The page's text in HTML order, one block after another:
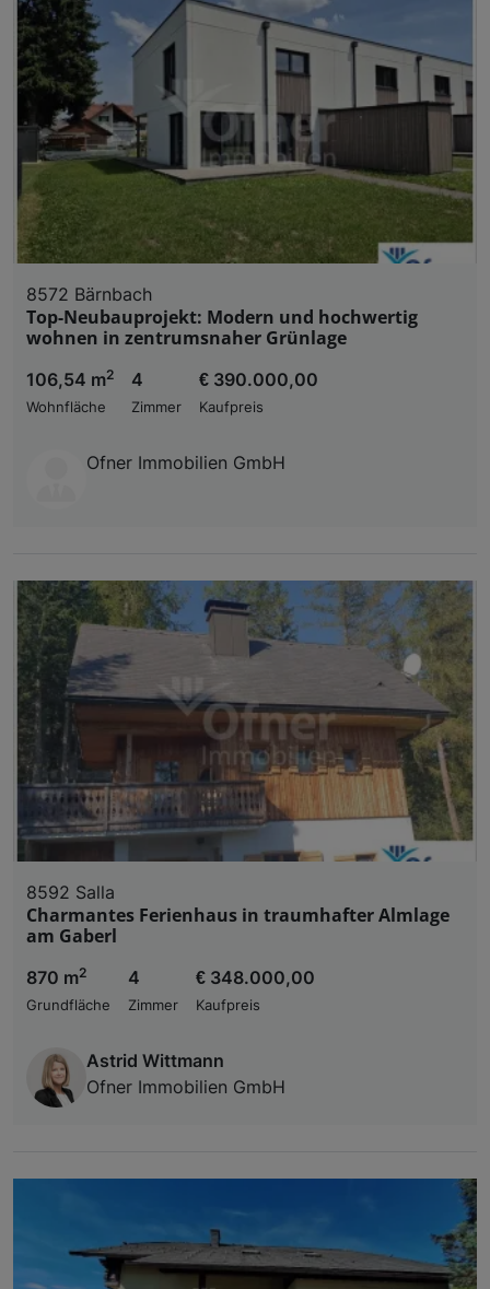
8572 Bärnbach
Top-Neubauprojekt: Modern und hochwertig
wohnen in zentrumsnaher Grünlage
106,54 m2
Wohnfläche
4
Zimmer
€ 390.000,00
Kaufpreis
Ofner Immobilien GmbH
8592 Salla
Charmantes Ferienhaus in traumhafter Almlage
am Gaberl
870 m2
Grundfläche
4
Zimmer
€ 348.000,00
Kaufpreis
Astrid Wittmann
Ofner Immobilien GmbH